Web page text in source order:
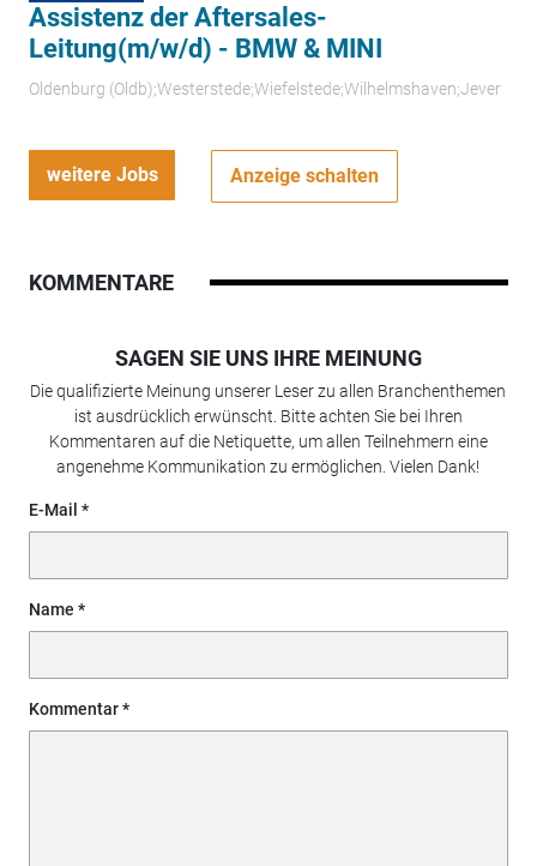
Assistenz der Aftersales-
Leitung(m/w/d) - BMW & MINI
Oldenburg (Oldb);Westerstede;Wiefelstede;Wilhelmshaven;Jever
weitere Jobs Anzeige schalten
KOMMENTARE
SAGEN SIE UNS IHRE MEINUNG
Die qualifizierte Meinung unserer Leser zu allen Branchenthemen
ist ausdrücklich erwünscht. Bitte achten Sie bei Ihren
Kommentaren auf die Netiquette, um allen Teilnehmern eine
angenehme Kommunikation zu ermöglichen. Vielen Dank!
E-Mail
Name
Kommentar